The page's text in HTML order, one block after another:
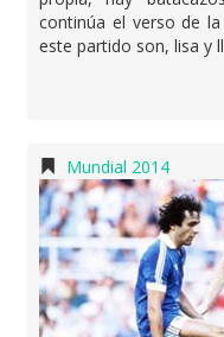
continúa el verso de
este partido son, lisa y
Mundial 2014